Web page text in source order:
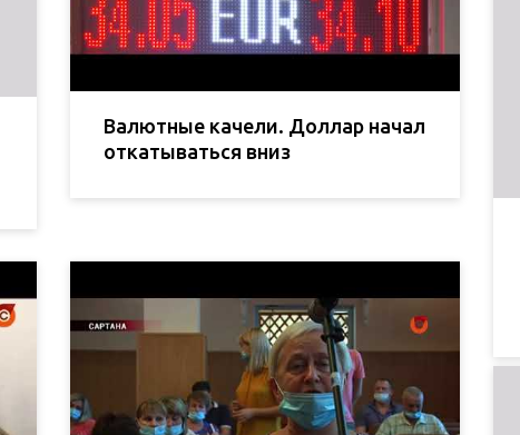
Валютные качели. Доллар начал
откатываться вниз